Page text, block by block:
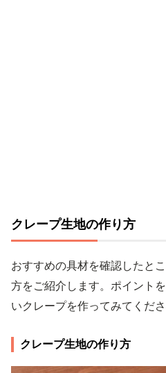
クレープ生地の作り方
おすすめの具材を確認したと
方をご紹介します。ポイント
いクレープを作ってみてくださ
クレープ生地の作り方